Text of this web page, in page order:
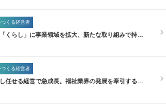
つくる経営者
「くらし」に事業領域を拡大、新たな取り組みで持…
つくる経営者
任せる経営で急成長。福祉業界の発展を牽引する…